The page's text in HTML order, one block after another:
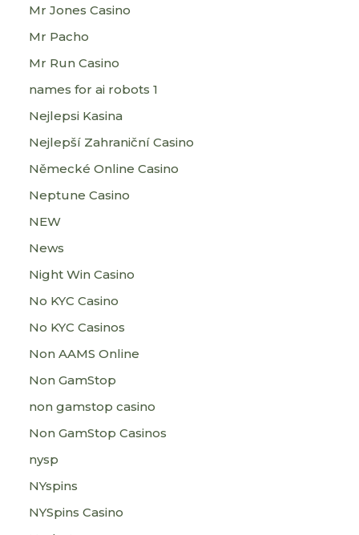
Mr Jones Casino
Mr Pacho
Mr Run Casino
names for ai robots 1
Nejlepsi Kasina
Nejlepší Zahraniční Casino
Německé Online Casino
Neptune Casino
NEW
News
Night Win Casino
No KYC Casino
No KYC Casinos
Non AAMS Online
Non GamStop
non gamstop casino
Non GamStop Casinos
nysp
NYspins
NYSpins Casino